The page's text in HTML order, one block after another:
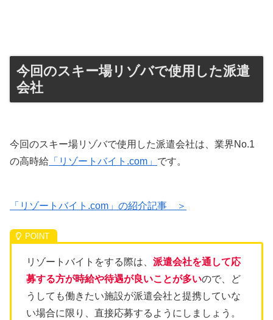
今回のスキー場リゾバで使用した派遣
会社
今回のスキー場リゾバで使用した派遣会社は、業界No.1
の高時給 「リゾートバイト.com」 です。
「リゾートバイト.com」の紹介記事 ＞
リゾートバイトをする際は、 派遣会社を通して応
募する方が時給や待遇が良いことが多いので、ど
うしても働きたい施設が派遣会社と提携していな
い場合に限り、直接応募するようにしましょう。